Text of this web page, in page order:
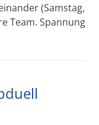
(Samstag,
Team. Spannung